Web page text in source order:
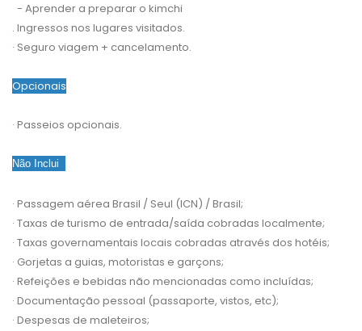
- Aprender a preparar o kimchi
. Ingressos nos lugares visitados.
· Seguro viagem + cancelamento.
Opcionais
· Passeios opcionais.
Não Inclui
· Passagem aérea Brasil / Seul (ICN) / Brasil;
· Taxas de turismo de entrada/saída cobradas localmente;
· Taxas governamentais locais cobradas através dos hotéis;
· Gorjetas a guias, motoristas e garçons;
· Refeições e bebidas não mencionadas como incluídas;
· Documentação pessoal (passaporte, vistos, etc);
· Despesas de maleteiros;